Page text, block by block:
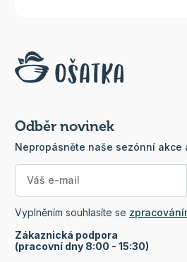
Odběr novinek
Nepropásněte naše sezónní akce
Vyplněním souhlasíte se
Zákaznická podpora
(pracovní dny 8:00 - 15:30)